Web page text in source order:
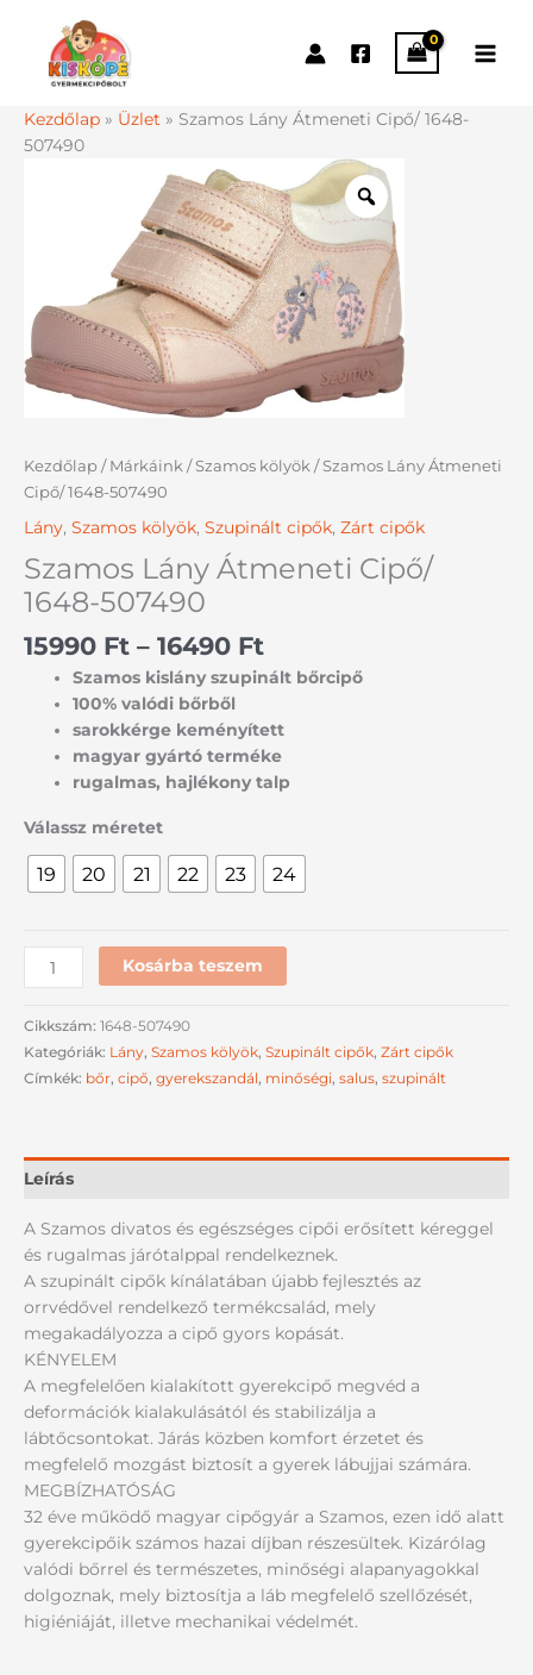
content
Kezdőlap » Üzlet » Szamos Lány Átmeneti Cipő/ 1648-
507490
Kezdőlap / Márkáink / Szamos kölyök / Szamos Lány Átmeneti
Cipő/ 1648-507490
Lány, Szamos kölyök, Szupinált cipők, Zárt cipők
Szamos Lány Átmeneti Cipő/
1648-507490
15990 Ft – 16490 Ft
Ártartomány:
15990 Ft
-
16490 Ft
Szamos kislány szupinált bőrcipő
100% valódi bőrből
sarokkérge keményített
magyar gyártó terméke
rugalmas, hajlékony talp
Válassz méretet
19 20 21 22 23 24
507490
mennyiség
Kosárba teszem
Cikkszám: 1648-507490
Kategóriák: Lány, Szamos kölyök, Szupinált cipők, Zárt cipők
Címkék: bőr, cipő, gyerekszandál, minőségi, salus, szupinált
Leírás
A Szamos divatos és egészséges cipői erősített kéreggel
és rugalmas járótalppal rendelkeznek.
A szupinált cipők kínálatában újabb fejlesztés az
orrvédővel rendelkező termékcsalád, mely
megakadályozza a cipő gyors kopását.
KÉNYELEM
A megfelelően kialakított gyerekcipő megvéd a
deformációk kialakulásától és stabilizálja a
lábtőcsontokat. Járás közben komfort érzetet és
megfelelő mozgást biztosít a gyerek lábujjai számára.
MEGBÍZHATÓSÁG
32 éve működő magyar cipőgyár a Szamos, ezen idő alatt
gyerekcipőik számos hazai díjban részesültek. Kizárólag
valódi bőrrel és természetes, minőségi alapanyagokkal
dolgoznak, mely biztosítja a láb megfelelő szellőzését,
higiéniáját, illetve mechanikai védelmét.